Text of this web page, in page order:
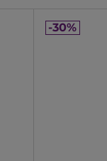
-30%